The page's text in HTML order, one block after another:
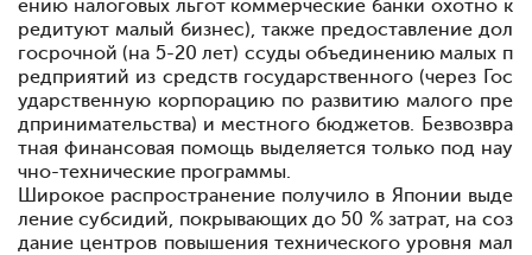
ению налоговых льгот коммерческие банки охотно к
редитуют малый бизнес), также предоставление дол
госрочной (на 5-20 лет) ссуды объединению малых п
редприятий из средств государственного (через Гос
ударственную корпорацию по развитию малого пре
дпринимательства) и местного бюджетов. Безвозвра
тная финансовая помощь выделяется только под нау
чно-технические программы.
Широкое распространение получило в Японии выде
ление субсидий, покрывающих до 50 % затрат, на соз
дание центров повышения технического уровня мал